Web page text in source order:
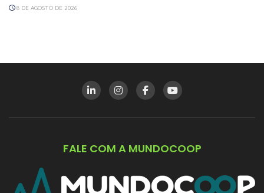
8 DE AGOSTO DE 2026
FALE COM A MUNDOCOOP